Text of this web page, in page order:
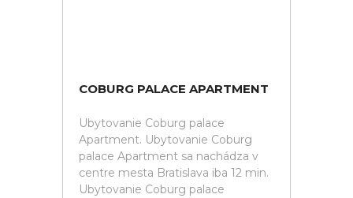
COBURG PALACE APARTMENT
Ubytovanie Coburg palace
Apartment. Ubytovanie Coburg
palace Apartment sa nachádza v
centre mesta Bratislava iba 12 min.
Ubytovanie Coburg palace